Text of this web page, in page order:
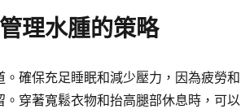
理水腫的策略
確保充足睡眠和減少壓力，因為疲勞和
穿著寬鬆衣物和抬高腿部休息時，可以